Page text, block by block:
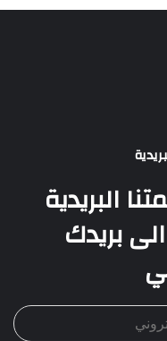
البريدية
بريدك